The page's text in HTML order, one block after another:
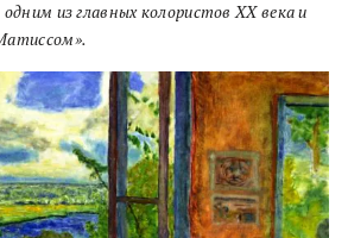
из главных колористов ХХ века и